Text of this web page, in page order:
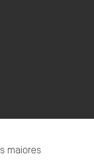
maiores